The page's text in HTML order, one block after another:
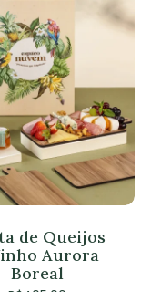
no
de Queijos
Aurora
Boreal